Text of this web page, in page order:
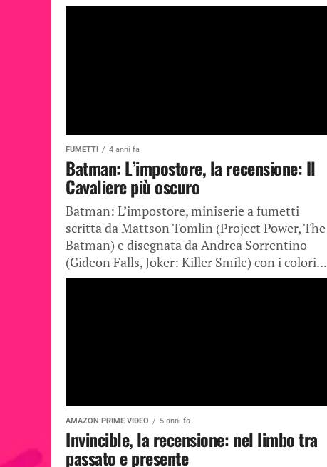
FUMETTI 4 anni fa
Batman: L’impostore, la recensione: Il
Cavaliere più oscuro
Batman: L’impostore, miniserie a fumetti
scritta da Mattson Tomlin (Project Power, The
Batman) e disegnata da Andrea Sorrentino
(Gideon Falls, Joker: Killer Smile) con i colori...
AMAZON PRIME VIDEO 5 anni fa
Invincible, la recensione: nel limbo tra
passato e presente